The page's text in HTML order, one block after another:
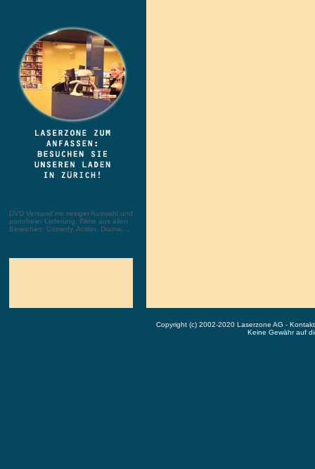
DVD Versand mit riesiger Auswahl und
portofreier Lieferung. Filme aus allen
Bereichen: Comedy, Action, Drama, ...
Copyright (c) 2002-2020 Laserzone AG -
Keine Gewähr auf